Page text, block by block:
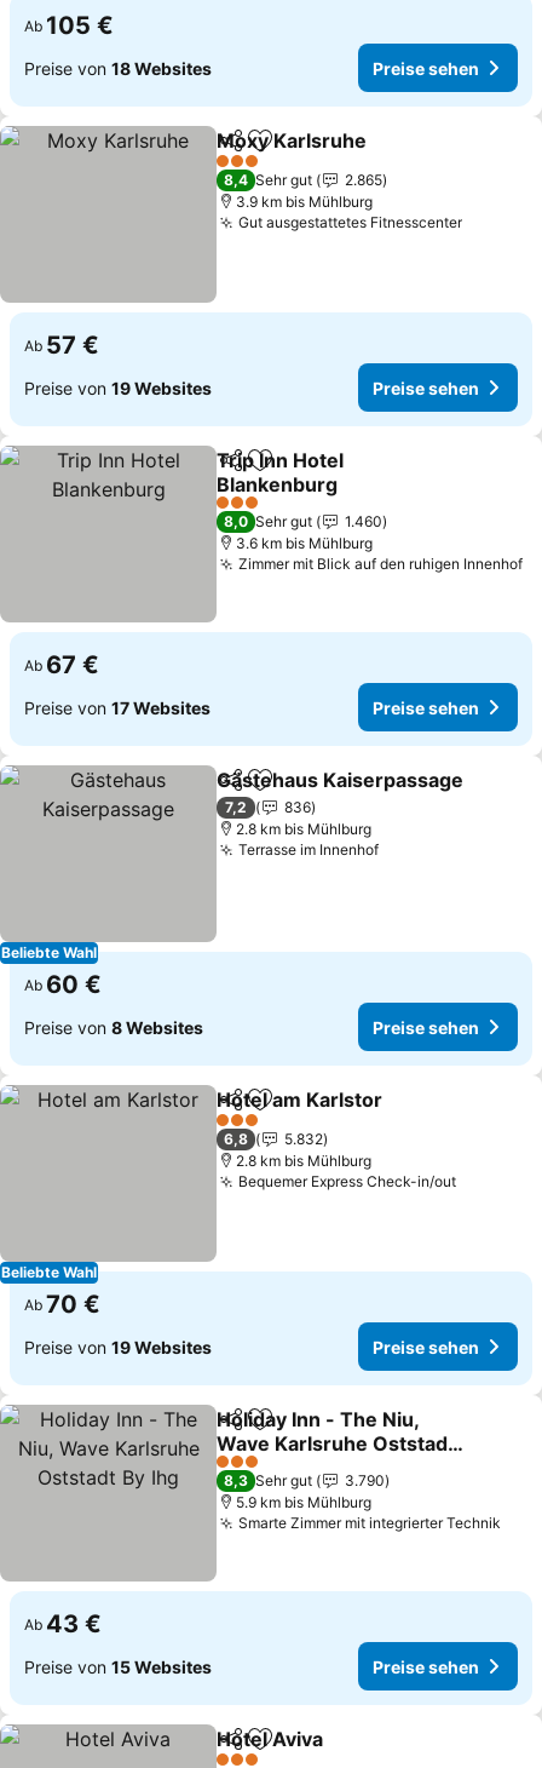
Ab 105 €
Preise von 18 Websites Preise sehen
TeilenZu Favoriten hinzufügen
Moxy Karlsruhe
3 Sterne
8,4 Sehr gut
2.865
3.9 km bis Mühlburg
Gut ausgestattetes Fitnesscenter
Ab 57 €
Preise von 19 Websites Preise sehen
TeilenZu Favoriten hinzufügen
Trip Inn Hotel
Blankenburg
3 Sterne
8,0 Sehr gut
1.460
3.6 km bis Mühlburg
Zimmer mit Blick auf den ruhigen Innenhof
Ab 67 €
Preise von 17 Websites Preise sehen
Beliebte Wahl
TeilenZu Favoriten hinzufügen
Gästehaus Kaiserpassage
7,2
836
2.8 km bis Mühlburg
Terrasse im Innenhof
Ab 60 €
Preise von 8 Websites Preise sehen
Beliebte Wahl
TeilenZu Favoriten hinzufügen
Hotel am Karlstor
3 Sterne
6,8
5.832
2.8 km bis Mühlburg
Bequemer Express Check-in/out
Ab 70 €
Preise von 19 Websites Preise sehen
TeilenZu Favoriten hinzufügen
Holiday Inn - The Niu,
Wave Karlsruhe Oststadt
By Ihg
3 Sterne
8,3 Sehr gut
3.790
5.9 km bis Mühlburg
Smarte Zimmer mit integrierter Technik
Ab 43 €
Preise von 15 Websites Preise sehen
TeilenZu Favoriten hinzufügen
Hotel Aviva